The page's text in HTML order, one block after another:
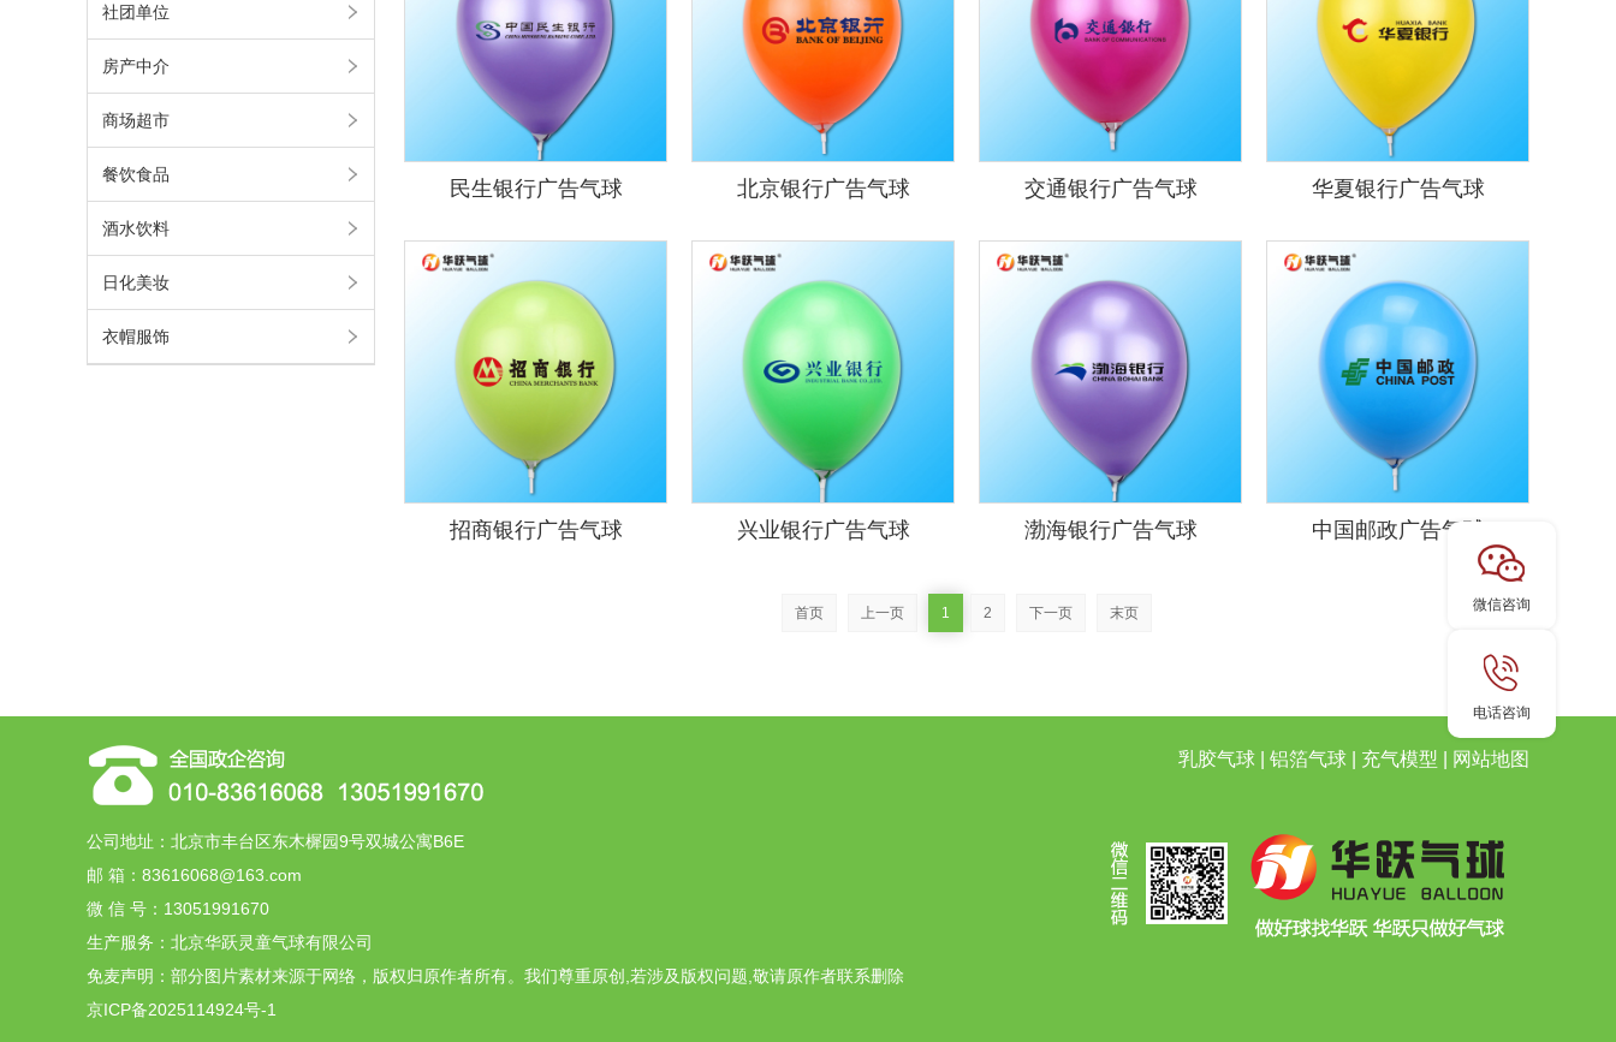
社团单位
房产中介
商场超市
餐饮食品
酒水饮料
日化美妆
衣帽服饰
民生银行广告气球 北京银行广告气球 交通银行广告气球 华夏银行广告气球
招商银行广告气球 兴业银行广告气球 渤海银行广告气球 中国邮政广告气球
首页 上一页 1 2 下一页 末页
乳胶气球 铝箔气球 充气模型 网站地图
公司地址：北京市丰台区东木樨园9号双城公寓B6E
邮 箱：83616068@163.com
微 信 号：13051991670
生产服务：北京华跃灵童气球有限公司
免麦声明：部分图片素材来源于网络，版权归原作者所有。我们尊重原创,若涉及版权问题,敬请原作者联系删除
京ICP备2025114924号-1
微信咨询
电话咨询